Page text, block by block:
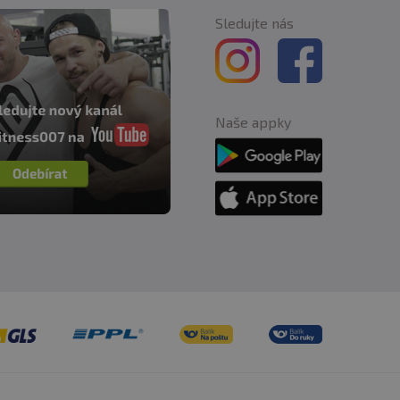
Sledujte nás
Naše appky